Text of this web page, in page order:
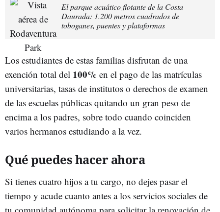
El parque acuático flotante de la Costa
Daurada: 1.200 metros cuadrados de
toboganes, puentes y plataformas
Los estudiantes de estas familias disfrutan de una
exención total del 100% en el pago de las matrículas
universitarias, tasas de institutos o derechos de examen
de las escuelas públicas quitando un gran peso de
encima a los padres, sobre todo cuando coinciden
varios hermanos estudiando a la vez.
Qué puedes hacer ahora
Si tienes cuatro hijos a tu cargo, no dejes pasar el
tiempo y acude cuanto antes a los servicios sociales de